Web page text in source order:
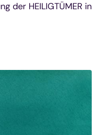
der HEILIGTÜMER in
bringen.